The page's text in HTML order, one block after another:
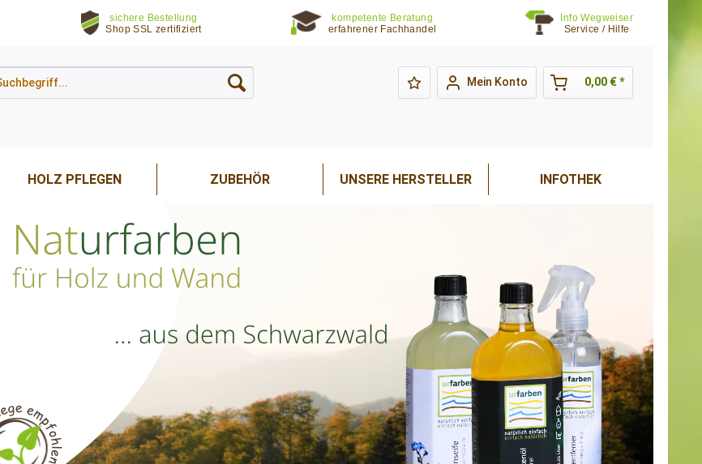
sichere Bestellung
Shop SSL zertifiziert
kompetente Beratung
erfahrener Fachhandel
Info Wegweiser
Service / Hilfe
Mein Konto 0,00 € *
HOLZ PFLEGEN ZUBEHÖR UNSERE HERSTELLER INFOTHEK